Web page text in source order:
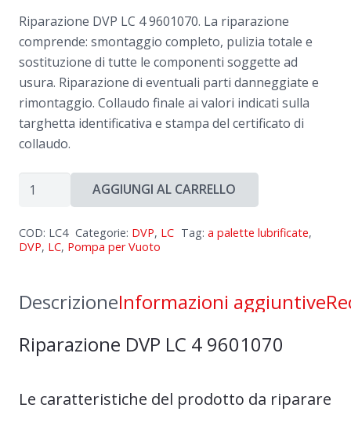
Riparazione DVP LC 4 9601070. La riparazione
comprende: smontaggio completo, pulizia totale e
sostituzione di tutte le componenti soggette ad
usura. Riparazione di eventuali parti danneggiate e
rimontaggio. Collaudo finale ai valori indicati sulla
targhetta identificativa e stampa del certificato di
collaudo.
Riparazione
4
AGGIUNGI AL CARRELLO
COD: LC4 Categorie: DVP, LC Tag: a palette lubrificate,
DVP, LC, Pompa per Vuoto
DescrizioneInformazioni aggiuntive
Riparazione DVP LC 4 9601070
Le caratteristiche del prodotto da riparare